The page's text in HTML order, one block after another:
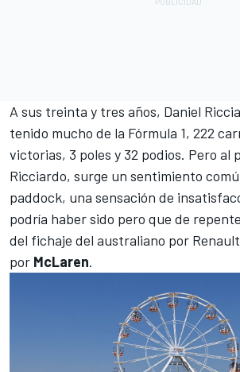
A sus treinta y tres años, Daniel
tenido mucho de la Fórmula 1, 222
victorias, 3 poles y 32 podios. Pero al
Ricciardo, surge un sentimiento
paddock, una sensación de
podría haber sido pero que de
del fichaje del australiano por
por McLaren.